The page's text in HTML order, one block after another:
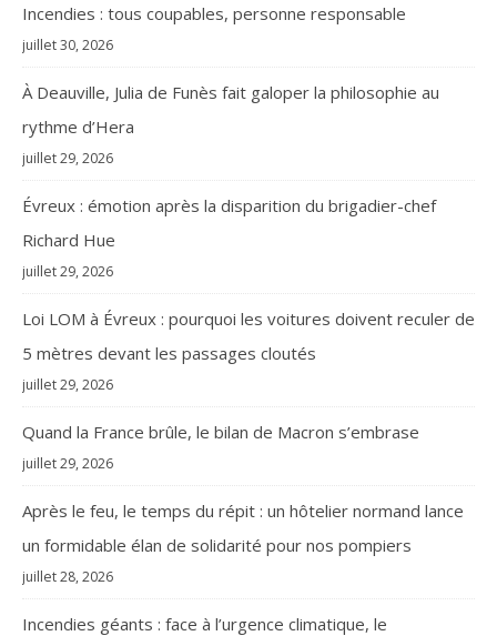
Incendies : tous coupables, personne responsable
juillet 30, 2026
À Deauville, Julia de Funès fait galoper la philosophie au
rythme d’Hera
juillet 29, 2026
Évreux : émotion après la disparition du brigadier-chef
Richard Hue
juillet 29, 2026
Loi LOM à Évreux : pourquoi les voitures doivent reculer de
5 mètres devant les passages cloutés
juillet 29, 2026
Quand la France brûle, le bilan de Macron s’embrase
juillet 29, 2026
Après le feu, le temps du répit : un hôtelier normand lance
un formidable élan de solidarité pour nos pompiers
juillet 28, 2026
Incendies géants : face à l’urgence climatique, le